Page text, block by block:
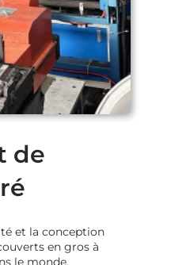
de
et la conception
en gros à
le monde.